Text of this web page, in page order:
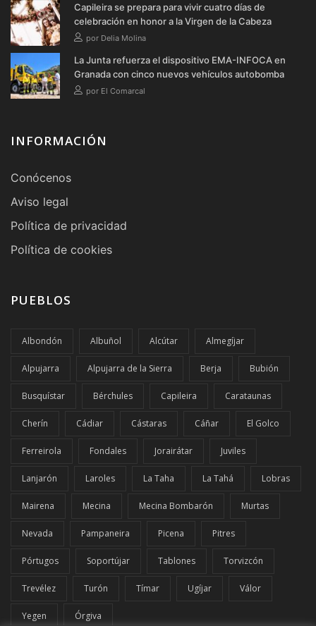
Capileira se prepara para vivir cuatro días de
celebración en honor a la Virgen de la Cabeza
por Delia Molina
La Junta refuerza el dispositivo EMA-INFOCA en
Granada con cinco nuevos vehículos autobomba
por El Comarcal
INFORMACIÓN
Conócenos
Aviso legal
Política de privacidad
Política de cookies
PUEBLOS
Albondón Albuñol Alcútar Almegíjar
Alpujarra Alpujarra de la Sierra Berja Bubión
Busquístar Bérchules Capileira Carataunas
Cherín Cádiar Cástaras Cáñar El Golco
Ferreirola Fondales Jorairátar Juviles
Lanjarón Laroles La Taha La Tahá Lobras
Mairena Mecina Mecina Bombarón Murtas
Nevada Pampaneira Picena Pitres
Pórtugos Soportújar Tablones Torvizcón
Trevélez Turón Tímar Ugíjar Válor
Yegen Órgiva